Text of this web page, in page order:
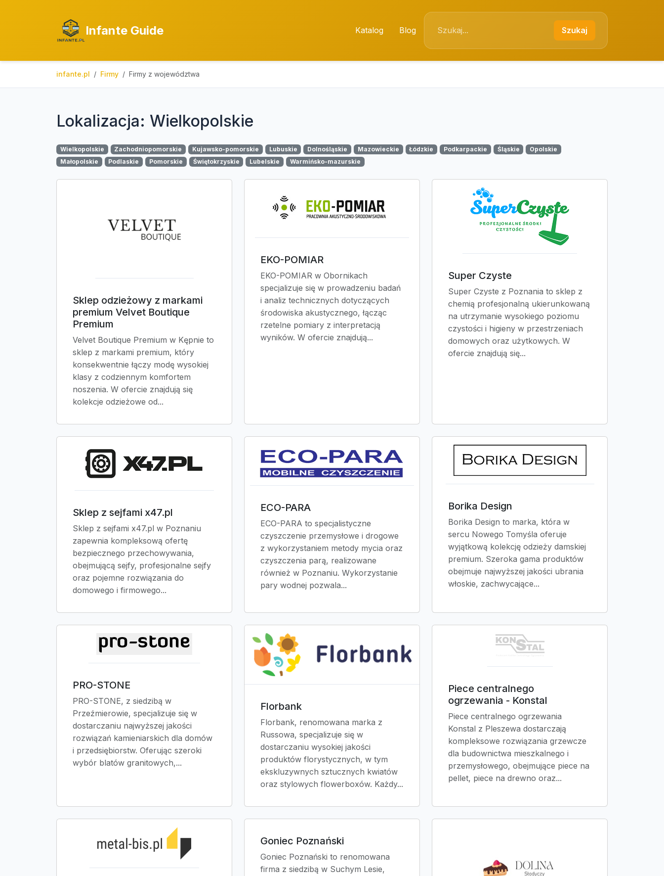
Infante Guide Katalog Blog Szukaj
infante.pl Firmy Firmy z województwa
Lokalizacja: Wielkopolskie
Wielkopolskie Zachodniopomorskie Kujawsko-pomorskie Lubuskie Dolnośląskie Mazowieckie Łódzkie Podkarpackie Śląskie
Opolskie
Małopolskie
Podlaskie Pomorskie Świętokrzyskie Lubelskie Warmińsko-mazurskie
Sklep odzieżowy z markami
premium Velvet Boutique
Premium
Velvet Boutique Premium w Kępnie to
sklep z markami premium, który
konsekwentnie łączy modę wysokiej
klasy z codziennym komfortem
noszenia. W ofercie znajdują się
kolekcje odzieżowe od...
EKO-POMIAR
EKO-POMIAR w Obornikach
specjalizuje się w prowadzeniu badań
i analiz technicznych dotyczących
środowiska akustycznego, łącząc
rzetelne pomiary z interpretacją
wyników. W ofercie znajdują...
Super Czyste
Super Czyste z Poznania to sklep z
chemią profesjonalną ukierunkowaną
na utrzymanie wysokiego poziomu
czystości i higieny w przestrzeniach
domowych oraz użytkowych. W
ofercie znajdują się...
Sklep z sejfami x47.pl
Sklep z sejfami x47.pl w Poznaniu
zapewnia kompleksową ofertę
bezpiecznego przechowywania,
obejmującą sejfy, profesjonalne sejfy
oraz pojemne rozwiązania do
domowego i firmowego...
ECO-PARA
ECO-PARA to specjalistyczne
czyszczenie przemysłowe i drogowe
z wykorzystaniem metody mycia oraz
czyszczenia parą, realizowane
również w Poznaniu. Wykorzystanie
pary wodnej pozwala...
Borika Design
Borika Design to marka, która w
sercu Nowego Tomyśla oferuje
wyjątkową kolekcję odzieży damskiej
premium. Szeroka gama produktów
obejmuje najwyższej jakości ubrania
włoskie, zachwycające...
PRO-STONE
PRO-STONE, z siedzibą w
Przeźmierowie, specjalizuje się w
dostarczaniu najwyższej jakości
rozwiązań kamieniarskich dla domów
i przedsiębiorstw. Oferując szeroki
wybór blatów granitowych,...
Florbank
Florbank, renomowana marka z
Russowa, specjalizuje się w
dostarczaniu wysokiej jakości
produktów florystycznych, w tym
ekskluzywnych sztucznych kwiatów
oraz stylowych flowerboxów. Każdy...
Piece centralnego
ogrzewania - Konstal
Piece centralnego ogrzewania
Konstal z Pleszewa dostarczają
kompleksowe rozwiązania grzewcze
dla budownictwa mieszkalnego i
przemysłowego, obejmujące piece na
pellet, piece na drewno oraz...
Goniec Poznański
Goniec Poznański to renomowana
firma z siedzibą w Suchym Lesie,